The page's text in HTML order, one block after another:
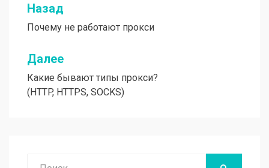
Навигация
по
записям
Назад
Почему не работают прокси
Далее
Какие бывают типы прокси?
(HTTP, HTTPS, SOCKS)